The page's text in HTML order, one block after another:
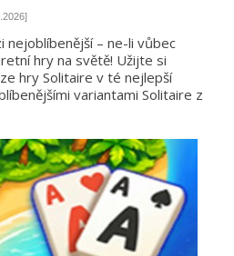
nejoblíbenější – ne-li vůbec
hry na světě! Užijte si
hry Solitaire v té nejlepší
variantami Solitaire z